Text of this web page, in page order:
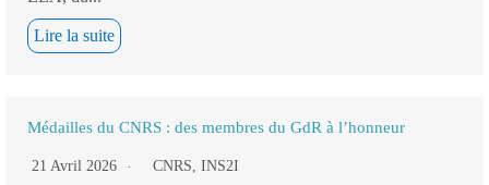
Lire la suite
Médailles du CNRS : des membres du GdR à l’honneur
21 Avril 2026 CNRS, INS2I